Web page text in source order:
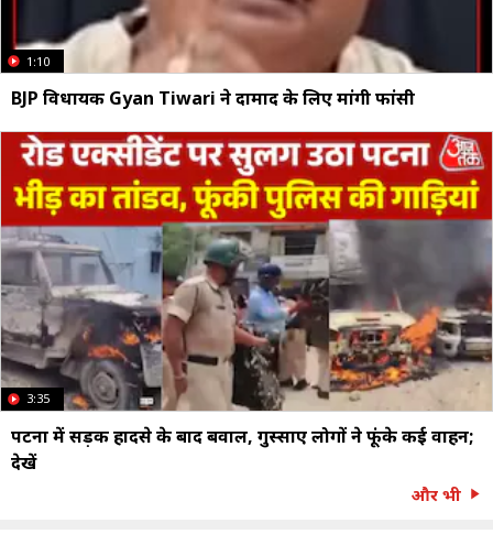
1:10
BJP विधायक Gyan Tiwari ने दामाद के लिए मांगी फांसी
3:35
पटना में सड़क हादसे के बाद बवाल, गुस्साए लोगों ने फूंके कई वाहन;
देखें
और भी